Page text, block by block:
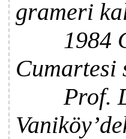
grameri
1984
Cumartesi
Prof. Dr.